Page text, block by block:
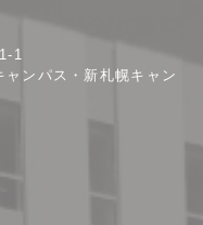
1
ンパス・新札幌キャン